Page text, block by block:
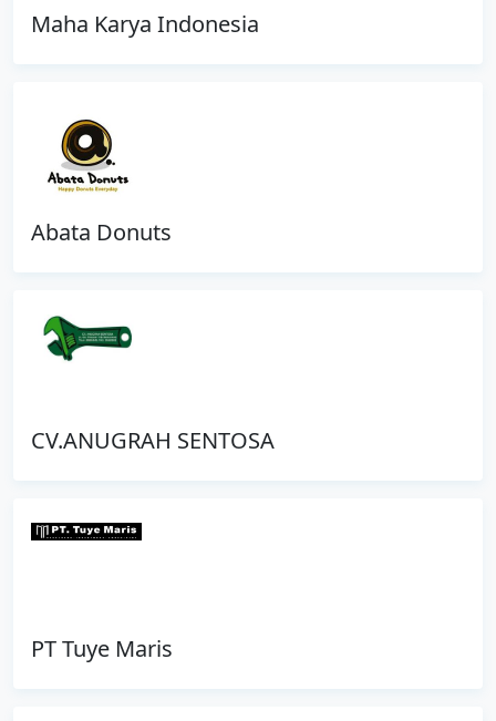
Maha Karya Indonesia
Abata Donuts
CV.ANUGRAH SENTOSA
PT Tuye Maris